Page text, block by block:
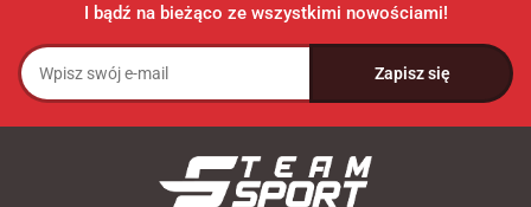
I bądź na bieżąco ze wszystkimi nowościami!